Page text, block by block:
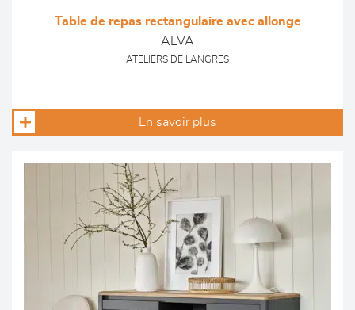
Table de repas rectangulaire avec allonge
ALVA
ATELIERS DE LANGRES
En savoir plus